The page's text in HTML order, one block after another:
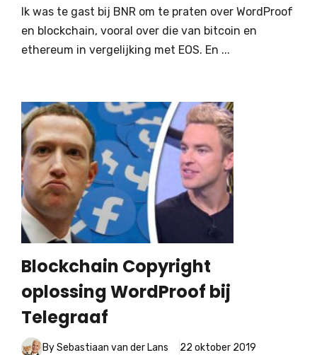
Ik was te gast bij BNR om te praten over WordProof
en blockchain, vooral over die van bitcoin en
ethereum in vergelijking met EOS. En ...
Blockchain Copyright
oplossing WordProof bij
Telegraaf
By Sebastiaan van der Lans 22 oktober 2019